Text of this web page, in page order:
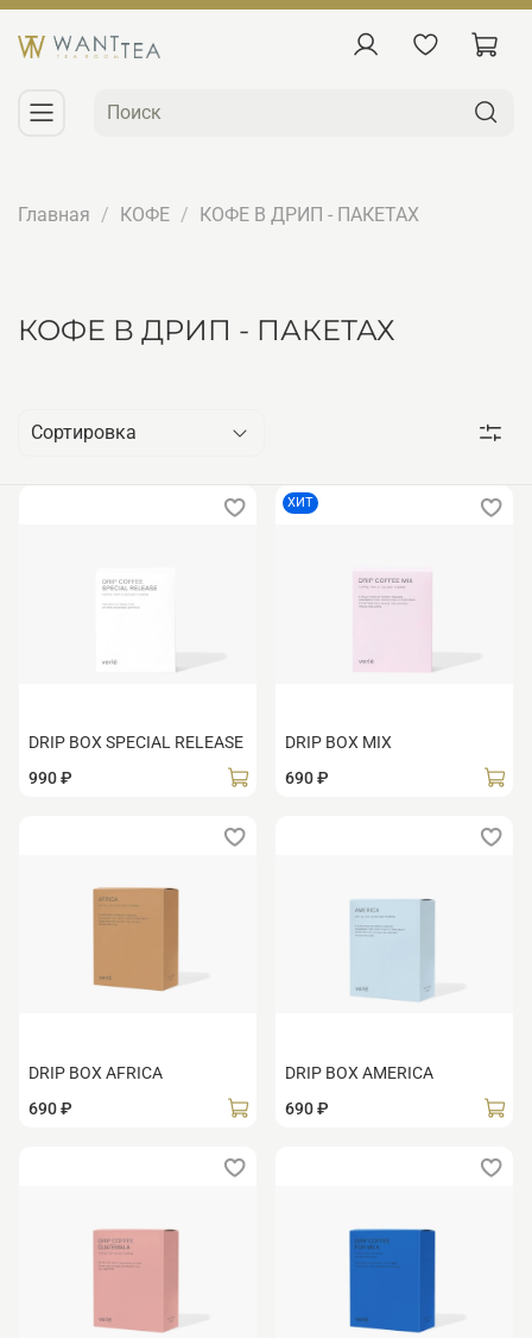
Главная КОФЕ КОФЕ В ДРИП - ПАКЕТАХ
КОФЕ В ДРИП - ПАКЕТАХ
DRIP BOX SPECIAL RELEASE
990 ₽
ХИТ
DRIP BOX MIX
690 ₽
DRIP BOX AFRICA
690 ₽
DRIP BOX AMERICA
690 ₽